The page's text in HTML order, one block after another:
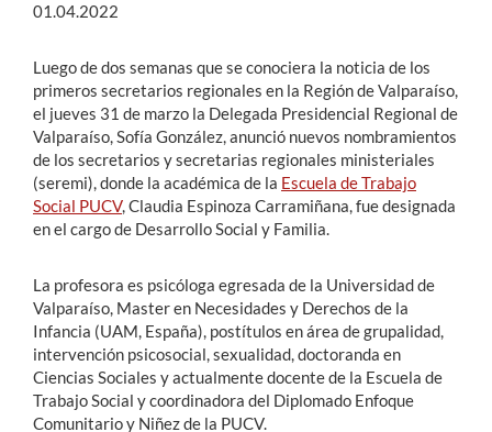
01.04.2022
Luego de dos semanas que se conociera la noticia de los
primeros secretarios regionales en la Región de Valparaíso,
el jueves 31 de marzo la Delegada Presidencial Regional de
Valparaíso, Sofía González, anunció nuevos nombramientos
de los secretarios y secretarias regionales ministeriales
(seremi), donde la académica de la Escuela de Trabajo
Social PUCV, Claudia Espinoza Carramiñana, fue designada
en el cargo de Desarrollo Social y Familia.
La profesora es psicóloga egresada de la Universidad de
Valparaíso, Master en Necesidades y Derechos de la
Infancia (UAM, España), postítulos en área de grupalidad,
intervención psicosocial, sexualidad, doctoranda en
Ciencias Sociales y actualmente docente de la Escuela de
Trabajo Social y coordinadora del Diplomado Enfoque
Comunitario y Niñez de la PUCV.